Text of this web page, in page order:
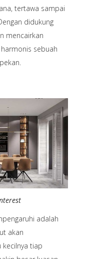
tertawa sampai
didukung
mencairkan
sebuah
adalah
akan
kecilnya tiap